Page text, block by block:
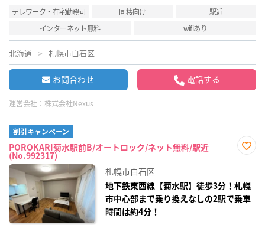
テレワーク・在宅勤務可 同棲向け
駅近
インターネット無料
wifiあり
北海道 札幌市白石区
お問合わせ 電話する
運営会社： 株式会社Nexus
割引キャンペーン
POROKARI菊水駅前B/オートロック/ネット無料/駅近
(No.992317)
録
札幌市白石区
地下鉄東西線【菊水駅】徒歩3分！札幌
市中心部まで乗り換えなしの2駅で乗車
時間は約4分！